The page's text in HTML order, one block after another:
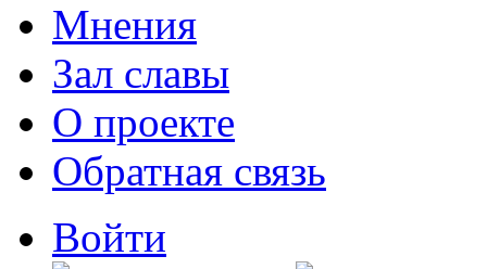
Мнения
Зал славы
О проекте
Обратная связь
Войти